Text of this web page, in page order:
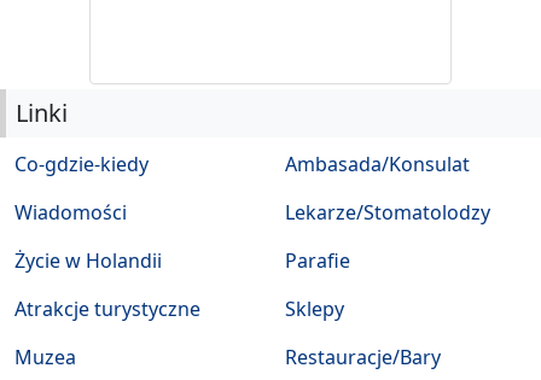
Linki
Co-gdzie-kiedy
Wiadomości
Życie w Holandii
Atrakcje turystyczne
Muzea
Ambasada/Konsulat
Lekarze/Stomatolodzy
Parafie
Sklepy
Restauracje/Bary